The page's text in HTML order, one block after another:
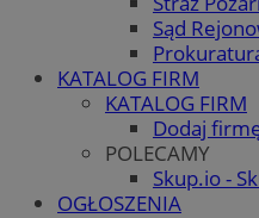
Sąd
KATALOG FIRM
KATALOG FIRM
Dodaj
POLECAMY
Skup.io -
OGŁOSZENIA